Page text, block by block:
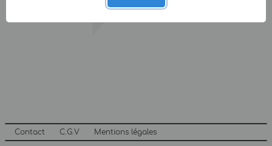
Contact C.G.V Mentions légales